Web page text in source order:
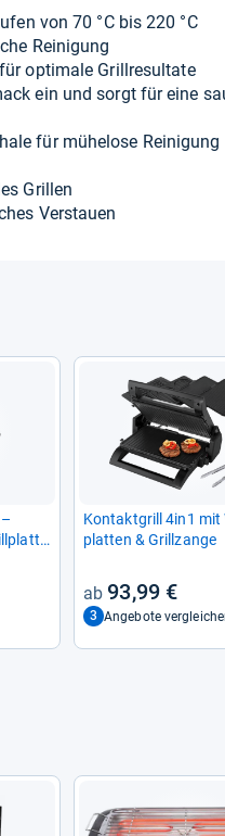
von 70 °C bis 220 °C
Rei­ni­gung
opti­male Grill­re­sul­tate
ein und sorgt für eine
für mühe­lose Rei­ni­gung
Gril­len
Ver­stauen
Kon­takt­grill 4in1 mit
plat­ten & Grill­zange
93,99 €
3 Angebote